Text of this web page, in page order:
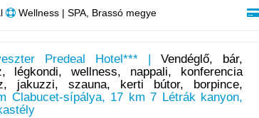
Wellness | SPA, Brassó megye
Predeal Hotel*** |Vendéglő, bár,
légkondi, wellness, nappali, konferencia
jakuzzi, szauna, kerti bútor, borpince,
Clabucet-sípálya, 17 km 7 Létrák kanyon,